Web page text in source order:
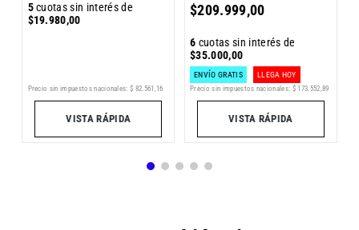
5cuotas sin interés de
$19.980,00
Precio sin impuestos nacionales: $ 82.561 ,16
VISTA RÁPIDA
$209.999,00
6 cuotas sin interés de
$35.000,00
ENVÍO GRATIS LLEGA HOY
Precio sin impuestos nacionales: $ 173.552,89
VISTA RÁPIDA